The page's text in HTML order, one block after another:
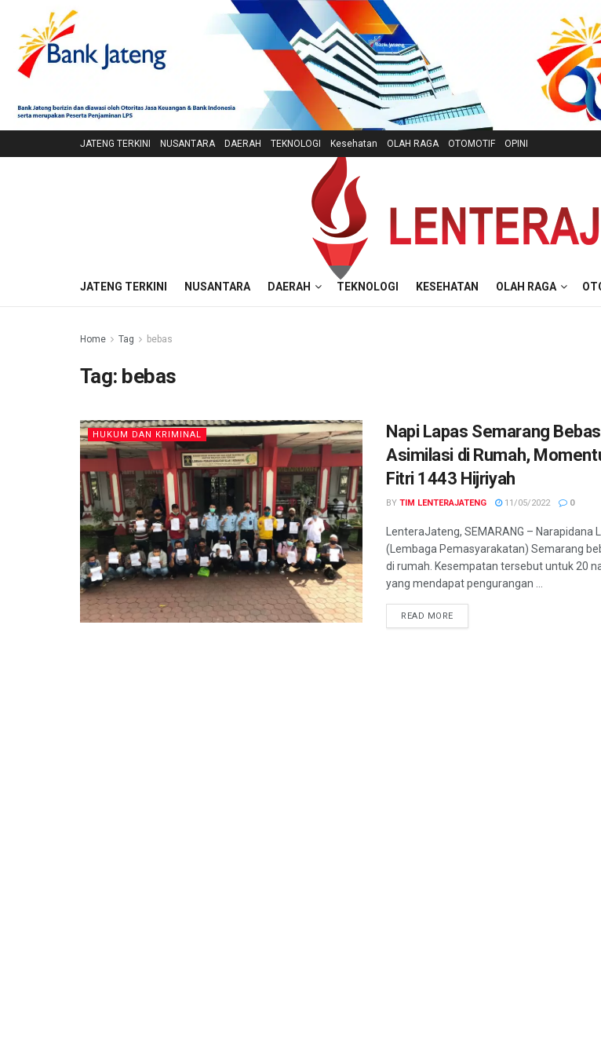
JATENG TERKINI NUSANTARA DAERAH TEKNOLOGI Kesehatan OLAH RAGA OTOMOTIF OPINI
JATENG TERKINI NUSANTARA DAERAH TEKNOLOGI KESEHATAN OLAH RAGA
Home Tag bebas
Tag: bebas
HUKUM DAN KRIMINAL
Napi Lapas Semarang Bebas
Asimilasi di Rumah,
Fitri 1443 Hijriyah
BY TIM LENTERAJATENG 11/05/2022 0
LenteraJateng, SEMARANG – Narapidana
(Lembaga Pemasyarakatan) Semarang
di rumah. Kesempatan tersebut untuk 20
yang mendapat pengurangan ...
READ MOREDETAILS